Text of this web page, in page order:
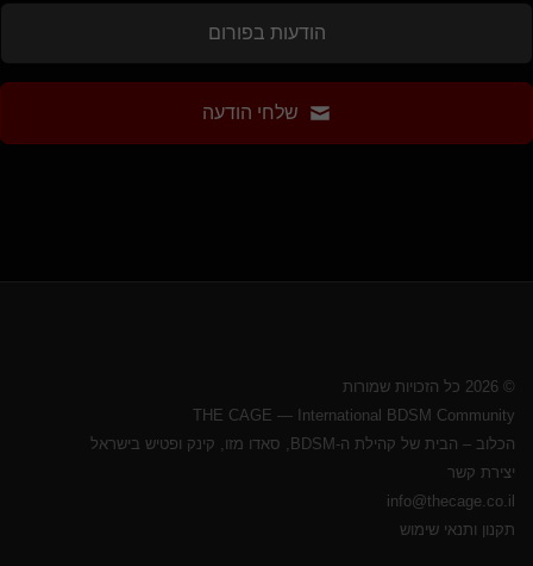
הודעות בפורום
שלחי הודעה
© 2026 כל הזכויות שמורות
THE CAGE — International BDSM Community
הכלוב – הבית של קהילת ה-BDSM, סאדו מזו, קינק ופטיש בישראל
יצירת קשר
info@thecage.co.il
תקנון ותנאי שימוש